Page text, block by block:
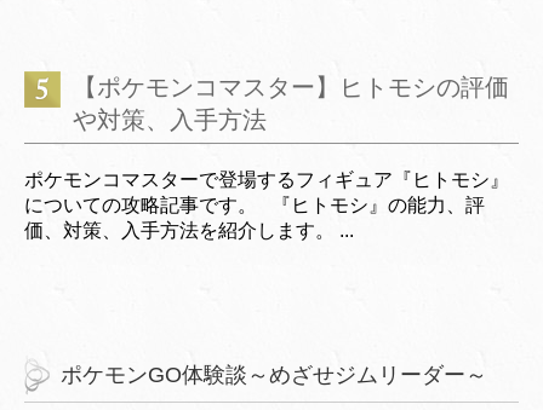
【ポケモンコマスター】ヒトモシの評価
や対策、入手方法
ポケモンコマスターで登場するフィギュア『ヒトモシ』
についての攻略記事です。 『ヒトモシ』の能力、評
価、対策、入手方法を紹介します。 ...
ポケモンGO体験談～めざせジムリーダー～